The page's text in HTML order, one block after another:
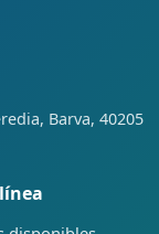
Barva, 40205